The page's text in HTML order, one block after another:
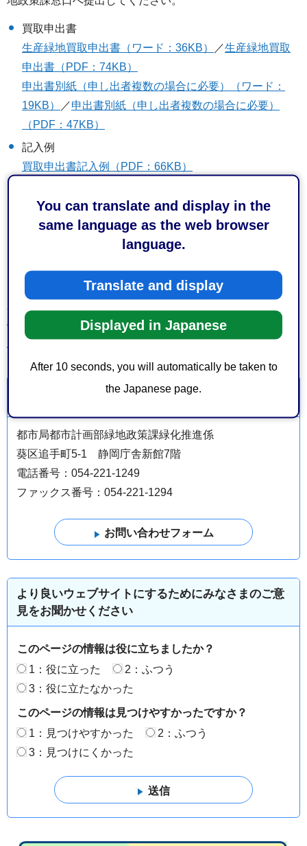
You can translate and display in the
same language as the web browser
language.
Translate and display
Displayed in Japanese
After 10 seconds, you will automatically be taken to
the Japanese page.
買取申出書
生産緑地買取申出書（ワード：36KB）
／生産緑地買取
申出書（PDF：74KB）
申出書別紙（申し出者複数の場合に必要）（ワード：
19KB）
／申出書別紙（申し出者複数の場合に必要）
（PDF：47KB）
記入例
買取申出書記入例（PDF：66KB）
必要書類一覧表（主たる農業従事者が死亡の場合）
（PDF：66KB）
必要書類一覧表（主たる農業従事者が故障の場合）
の主たる従事者の証明」が必要となります
農業委員会「各種証明について」
都市局都市計画部緑地政策課緑化推進係
葵区追手町5-1 静岡庁舎新館7階
電話番号：054-221-1249
ファックス番号：054-221-1294
より良いウェブサイトにするためにみなさまのご意
見をお聞かせください
このページの情報は役に立ちましたか？
1：役に立った
2：ふつう
3：役に立たなかった
このページの情報は見つけやすかったですか？
1：見つけやすかった
2：ふつう
3：見つけにくかった